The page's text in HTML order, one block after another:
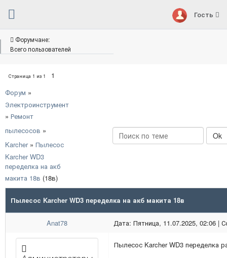
Гость
Форумчане:
Всего пользователей
Страница 1 из 1
1
Форум »
Электроинструмент
» Ремонт
пылесосов »
Karcher » Пылесос
Karcher WD3
переделка на акб
макита 18в (18в)
Пылесос Karcher WD3 переделка на акб макита 18в
Anat78 Дата: Пятница, 11.07.2025, 02:06 |
Пылесос Karcher WD3 переделка